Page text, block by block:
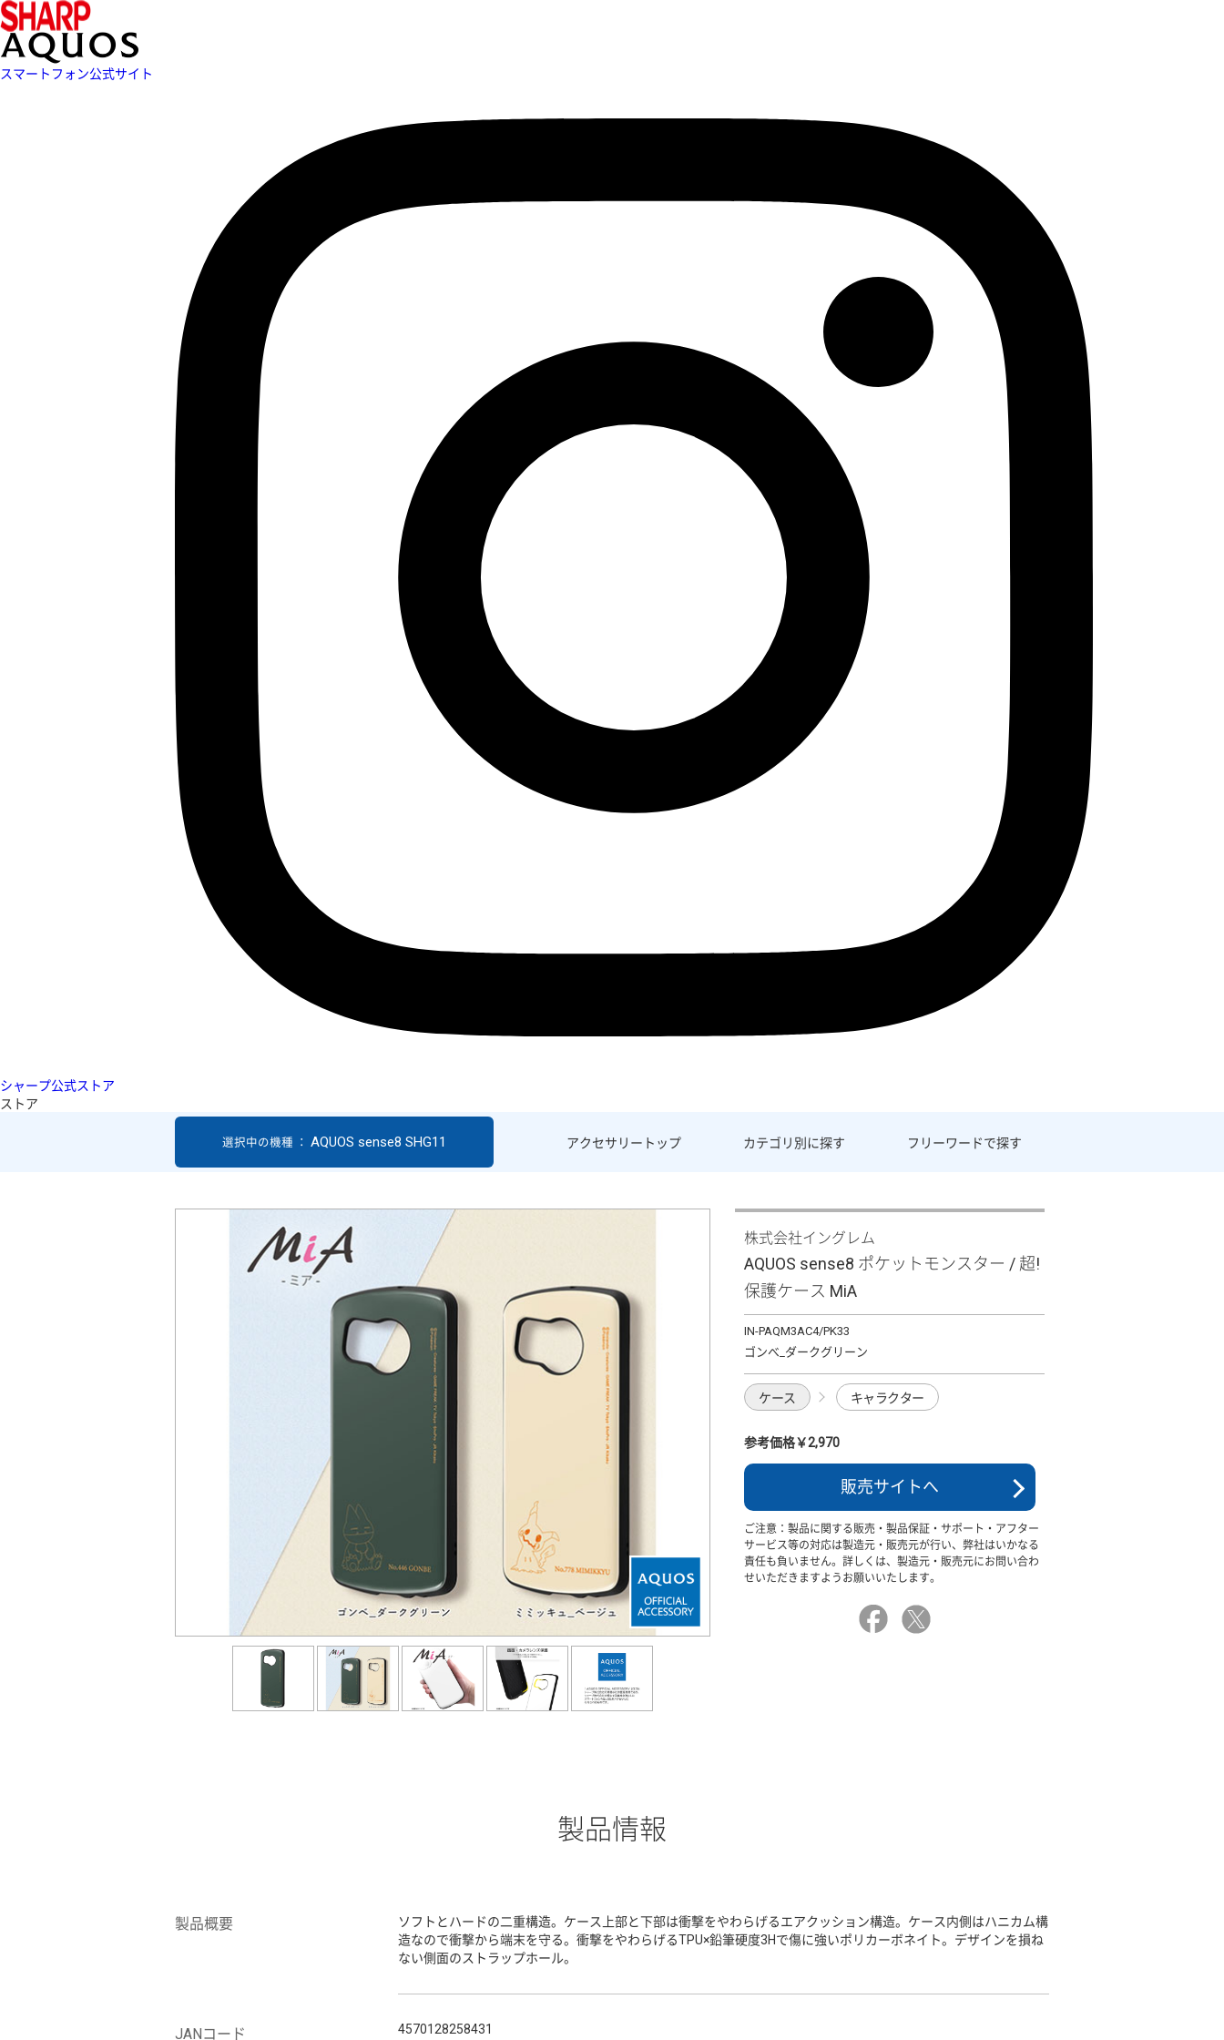
スマートフォン公式サイト
シャープ公式ストア
ストア
アクセサリー トップ カテゴリ別に探す フリーワードで探す
選択中の機種 ： AQUOS sense8 SHG11
株式会社イングレム
AQUOS sense8 ポケットモンスター / 超!
保護ケース MiA
IN-PAQM3AC4/PK33
ゴンべ_ダークグリーン
ケース キャラクター
参考価格￥2,970
販売サイトへ
ご注意：製品に関する販売・製品保証・サポート・アフター
サービス等の対応は製造元・販売元が行い、弊社はいかなる
責任も負いません。詳しくは、製造元・販売元にお問い合わ
せいただきますようお願いいたします。
製品情報
製品概要
ソフトとハードの二重構造。ケース上部と下部は衝撃をやわらげるエアクッション構造。ケース内側はハニカム構
造なので衝撃から端末を守る。衝撃をやわらげるTPU×鉛筆硬度3Hで傷に強いポリカーボネイト。デザインを損ね
ない側面のストラップホール。
JANコード 4570128258431